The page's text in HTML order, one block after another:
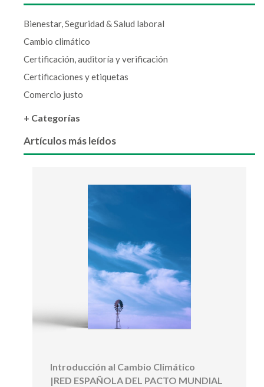
Bienestar, Seguridad & Salud laboral
Cambio climático
Certificación, auditoría y verificación
Certificaciones y etiquetas
Comercio justo
+ Categorías
Artículos más leídos
Introducción al Cambio Climático
|RED ESPAÑOLA DEL PACTO MUNDIAL